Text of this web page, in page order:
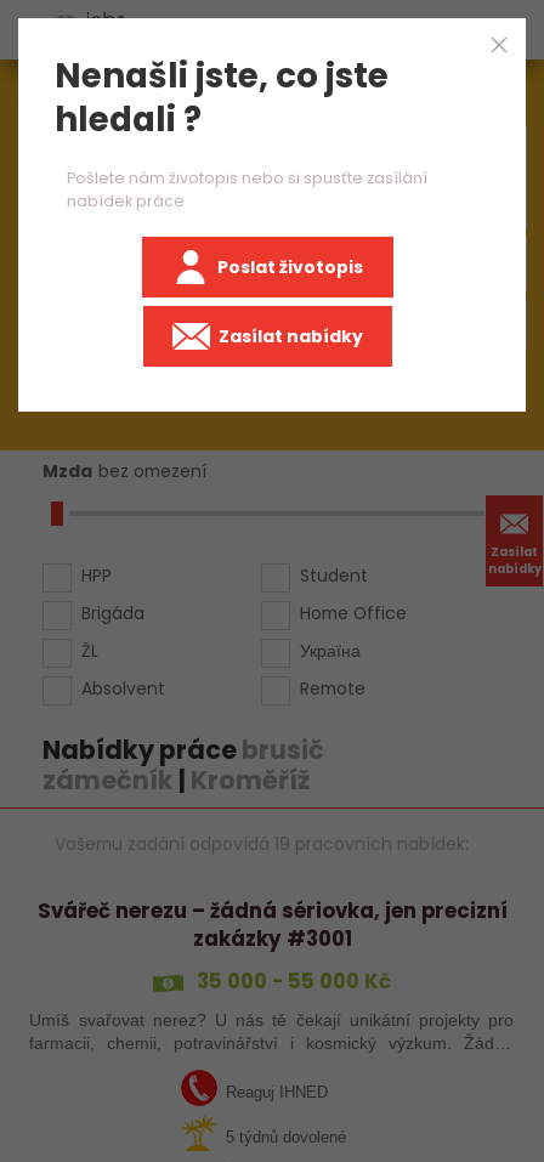
Zasílat
nabídky
Aktuálně1544nabídek práce
Mzda bez omezení
HPP
Brigáda
ŽL
Absolvent
Student
Home Office
Україна
Remote
Nabídky prácebrusič
zámečník | Kroměříž
Vašemu zadání odpovídá 19 pracovních nabídek:
Svářeč nerezu – žádná sériovka, jen precizní
zakázky #3001
35 000 - 55 000 Kč
Umíš svařovat nerez? U nás tě čekají unikátní projekty pro
farmacii, chemii, potravinářství i kosmický výzkum. Žádná
rutina, ale precizní práce, která má smysl.
Reaguj IHNED
5 týdnů dovolené
Nenašli jste, co jste
hledali ?
Pošlete nám životopis nebo si spusťte zasílání
nabídek práce
Poslat životopis
Zasílat nabídky